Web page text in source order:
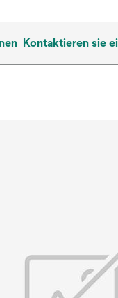
Kontaktieren sie